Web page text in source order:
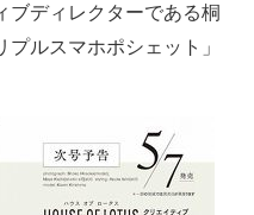
ブディレクターである桐
ルスマホポシェット」